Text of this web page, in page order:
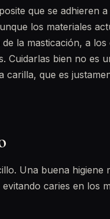
que se adhieren
los materiales
la masticación, a los
Cuidarlas bien no es
carilla, que es
Una buena higiene
caries en los